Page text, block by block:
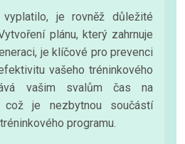
je rovněž důležité
plánu, který zahrnuje
je klíčové pro prevenci
vašeho tréninkového
vašim svalům čas na
je nezbytnou součástí
programu.